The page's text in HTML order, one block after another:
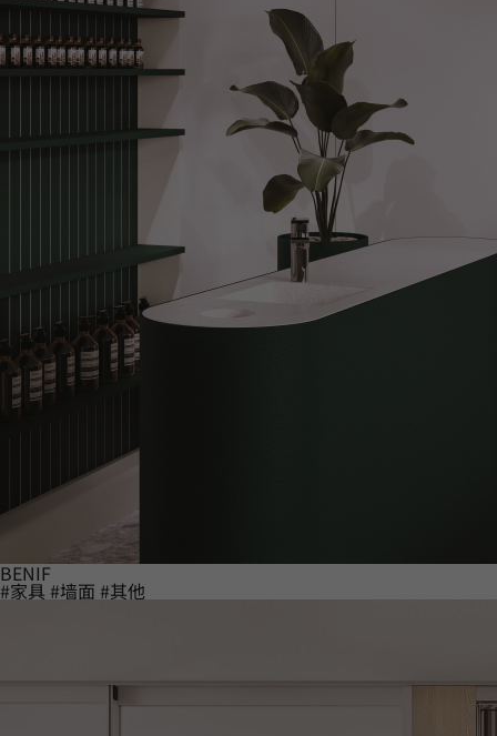
BENIF
#家具 #墙面 #其他